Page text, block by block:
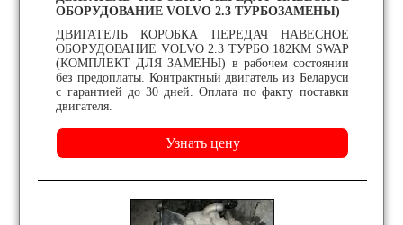
ОБОРУДОВАНИЕ VOLVO 2.3 ТУРБОЗАМЕНЫ)
ДВИГАТЕЛЬ КОРОБКА ПЕРЕДАЧ НАВЕСНОЕ
ОБОРУДОВАНИЕ VOLVO 2.3 ТУРБО 182KM SWAP
(КОМПЛЕКТ ДЛЯ ЗАМЕНЫ) в рабочем состоянии
без предоплаты. Контрактный двигатель из Беларуси
с гарантией до 30 дней. Оплата по факту поставки
двигателя.